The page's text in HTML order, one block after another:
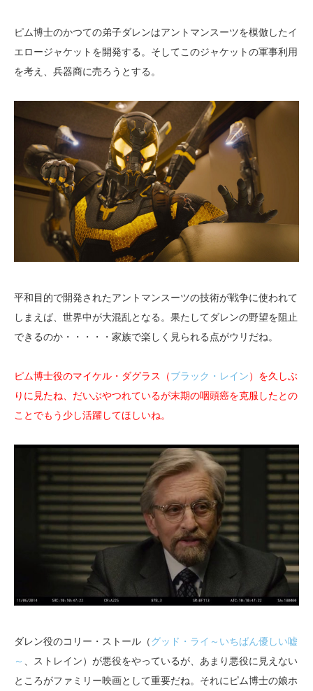
ピム博士のかつての弟子ダレンはアントマンスーツを模倣したイ
エロージャケットを開発する。そしてこのジャケットの軍事利用
を考え、兵器商に売ろうとする。
平和目的で開発されたアントマンスーツの技術が戦争に使われて
しまえば、世界中が大混乱となる。果たしてダレンの野望を阻止
できるのか・・・・・家族で楽しく見られる点がウリだね。
ピム博士役のマイケル・ダグラス（ブラック・レイン）を久しぶ
りに見たね、だいぶやつれているが末期の咽頭癌を克服したとの
ことでもう少し活躍してほしいね。
ダレン役のコリー・ストール（グッド・ライ～いちばん優しい嘘
～
、ストレイン）が悪役をやっているが、あまり悪役に見えない
ところがファミリー映画として重要だね。それにピム博士の娘ホ